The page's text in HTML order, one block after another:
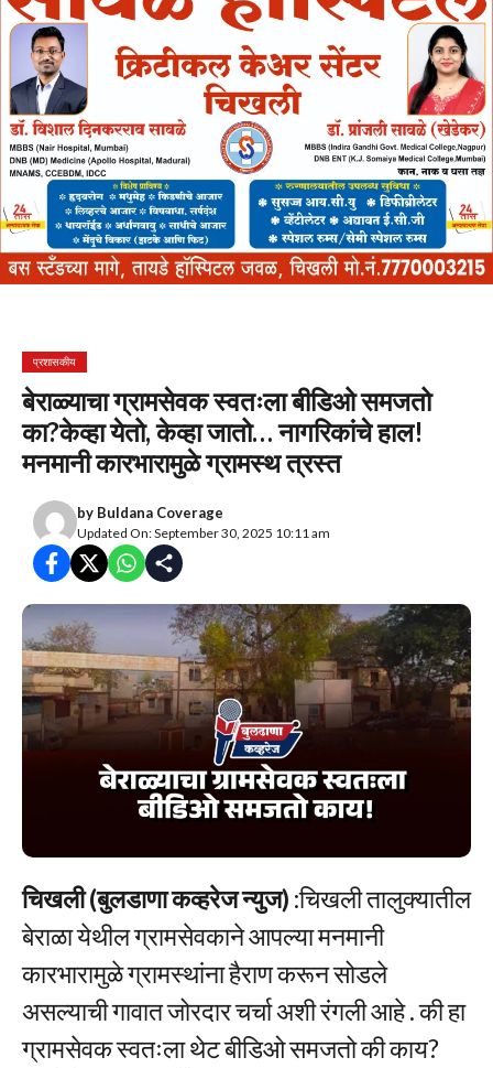
प्रशासकीय
बेराळ्याचा ग्रामसेवक स्वतःला बीडिओ समजतो
का?केव्हा येतो, केव्हा जातो… नागरिकांचे हाल!
मनमानी कारभारामुळे ग्रामस्थ त्रस्त
by Buldana Coverage
Updated On: September 30, 2025 10:11 am
चिखली (बुलडाणा कव्हरेज न्युज) :चिखली तालुक्यातील
बेराळा येथील ग्रामसेवकाने आपल्या मनमानी
कारभारामुळे ग्रामस्थांना हैराण करून सोडले
असल्याची गावात जोरदार चर्चा अशी रंगली आहे . की हा
ग्रामसेवक स्वतःला थेट बीडिओ समजतो की काय?